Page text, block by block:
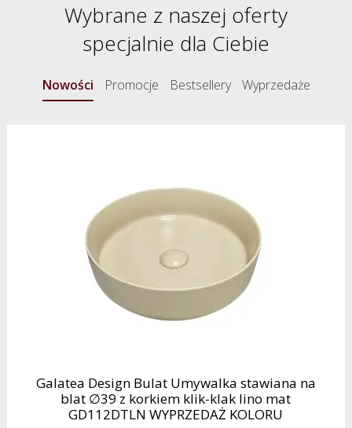
Wybrane z naszej oferty
specjalnie dla Ciebie
Nowości Promocje Bestsellery Wyprzedaże
Galatea Design Bulat Umywalka stawiana na
blat ∅39 z korkiem klik-klak lino mat
GD112DTLN WYPRZEDAŻ KOLORU